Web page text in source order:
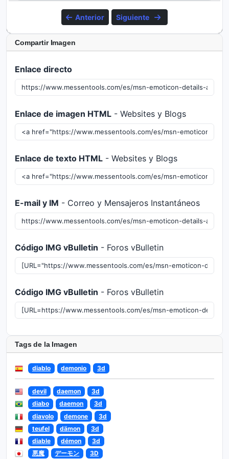
Anterior Siguiente
Compartir Imagen
Enlace directo
Enlace de imagen HTML - Websites y Blogs
Enlace de texto HTML - Websites y Blogs
E-mail y IM - Correo y Mensajeros Instantáneos
Código IMG vBulletin - Foros vBulletin
Código IMG vBulletin - Foros vBulletin
Tags de la Imagen
diablo demonio 3d
devil daemon
3d
diabo
daemon
3d
diavolo
demone
3d
teufel
dämon
3d
diable
démon
3d
悪魔
デーモン 3D